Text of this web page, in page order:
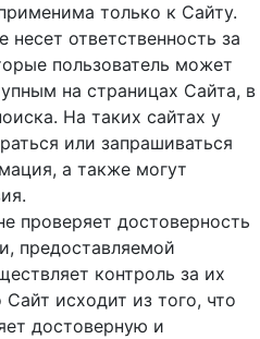
только к Сайту.
несет ответственность за
пользователь может
на страницах Сайта, в
На таких сайтах у
или запрашиваться
а также могут
проверяет достоверность
предоставляемой
контроль за их
исходит из того, что
достоверную и